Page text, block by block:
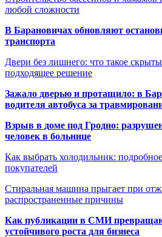
любой сложности
В Барановичах обновляют
транспорта
Двери без лишнего: что такое
подходящее решение
Зажало дверью и протащило: в
водителя автобуса за
Взрыв в доме под Гродно:
человек в больнице
Как выбрать холодильник:
покупателей
Стиральная машина прыгает при
распространенные причины
Как публикации в СМИ
устойчивого роста для бизнеса